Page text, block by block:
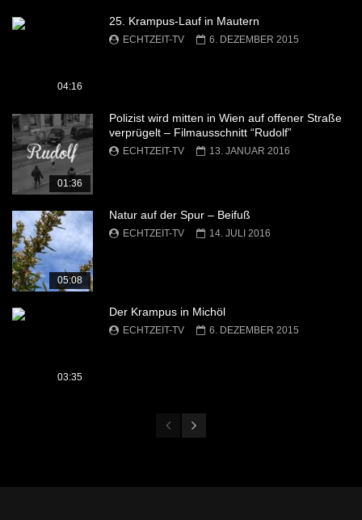
04:16
25. Krampus-Lauf in Mautern
ECHTZEIT-TV 6. DEZEMBER 2015
01:36
Polizist wird mitten in Wien auf offener Straße
verprügelt – Filmausschnitt “Rudolf”
ECHTZEIT-TV 13. JANUAR 2016
05:08
Natur auf der Spur – Beifuß
ECHTZEIT-TV 14. JULI 2016
03:35
Der Krampus in Michöl
ECHTZEIT-TV 6. DEZEMBER 2015